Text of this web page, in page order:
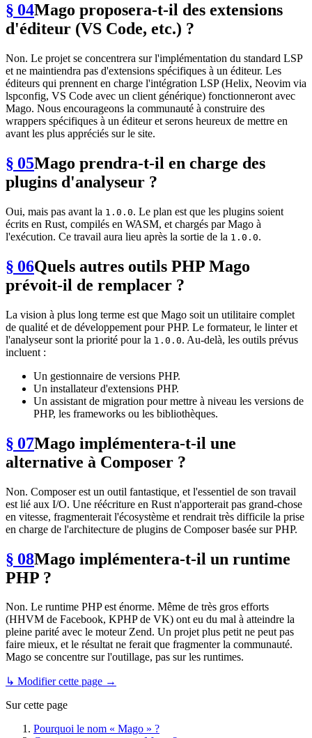
§ 04Mago proposera-t-il des extensions
d'éditeur (VS Code, etc.) ?
Non. Le projet se concentrera sur l'implémentation du standard LSP
et ne maintiendra pas d'extensions spécifiques à un éditeur. Les
éditeurs qui prennent en charge l'intégration LSP (Helix, Neovim via
lspconfig, VS Code avec un client générique) fonctionneront avec
Mago. Nous encourageons la communauté à construire des
wrappers spécifiques à un éditeur et serons heureux de mettre en
avant les plus appréciés sur le site.
§ 05Mago prendra-t-il en charge des
plugins d'analyseur ?
Oui, mais pas avant la 1.0.0. Le plan est que les plugins soient
écrits en Rust, compilés en WASM, et chargés par Mago à
l'exécution. Ce travail aura lieu après la sortie de la 1.0.0.
§ 06Quels autres outils PHP Mago
prévoit-il de remplacer ?
La vision à plus long terme est que Mago soit un utilitaire complet
de qualité et de développement pour PHP. Le formateur, le linter et
l'analyseur sont la priorité pour la 1.0.0. Au-delà, les outils prévus
incluent :
Un gestionnaire de versions PHP.
Un installateur d'extensions PHP.
Un assistant de migration pour mettre à niveau les versions de
PHP, les frameworks ou les bibliothèques.
§ 07Mago implémentera-t-il une
alternative à Composer ?
Non. Composer est un outil fantastique, et l'essentiel de son travail
est lié aux I/O. Une réécriture en Rust n'apporterait pas grand-chose
en vitesse, fragmenterait l'écosystème et rendrait très difficile la prise
en charge de l'architecture de plugins de Composer basée sur PHP.
§ 08Mago implémentera-t-il un runtime
PHP ?
Non. Le runtime PHP est énorme. Même de très gros efforts
(HHVM de Facebook, KPHP de VK) ont eu du mal à atteindre la
pleine parité avec le moteur Zend. Un projet plus petit ne peut pas
faire mieux, et le résultat ne ferait que fragmenter la communauté.
Mago se concentre sur l'outillage, pas sur les runtimes.
↳ Modifier cette page →
Sur cette page
Pourquoi le nom « Mago » ?